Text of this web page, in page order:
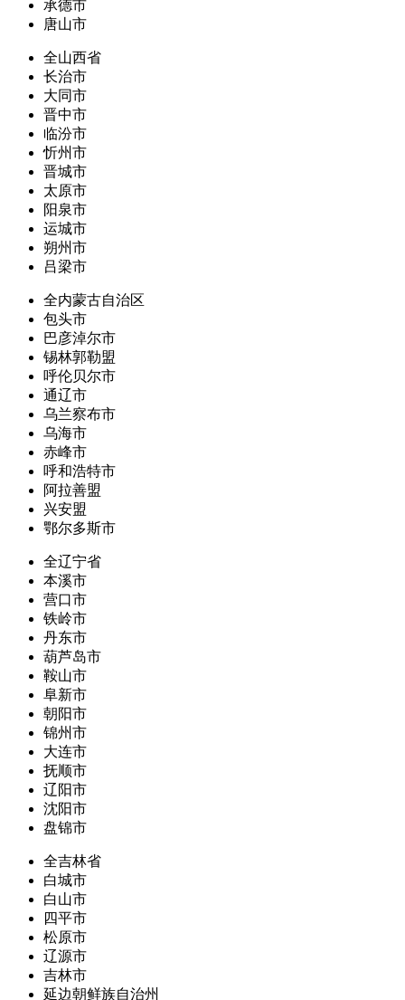
承德市
唐山市
全山西省
长治市
大同市
晋中市
临汾市
忻州市
晋城市
太原市
阳泉市
运城市
朔州市
吕梁市
全内蒙古自治区
包头市
巴彦淖尔市
锡林郭勒盟
呼伦贝尔市
通辽市
乌兰察布市
乌海市
赤峰市
呼和浩特市
阿拉善盟
兴安盟
鄂尔多斯市
全辽宁省
本溪市
营口市
铁岭市
丹东市
葫芦岛市
鞍山市
阜新市
朝阳市
锦州市
大连市
抚顺市
辽阳市
沈阳市
盘锦市
全吉林省
白城市
白山市
四平市
松原市
辽源市
吉林市
延边朝鲜族自治州